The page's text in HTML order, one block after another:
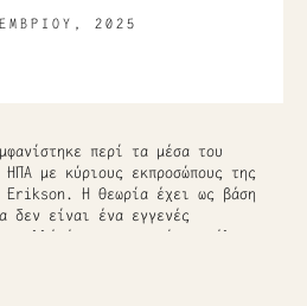
2025
περί τα μέσα του
ΗΠΑ με κύριους εκπροσώπους της
H θεωρία έχει ως βάση
δεν είναι ένα εγγενές
αλλά ένα κοινωνικό αποτέλεσμα